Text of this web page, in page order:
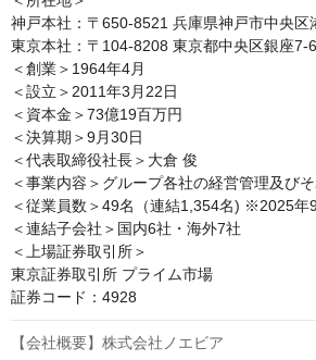
神戸本社：〒650-8521 兵庫県神戸市中央区
東京本社：〒104-8208 東京都中央区銀座7-
＜創業＞1964年4月
＜設立＞2011年3月22日
＜資本金＞73億19百万円
＜決算期＞9月30日
＜代表取締役社長＞大倉 俊
＜事業内容＞グループ各社の経営管理及び
＜従業員数＞49名（連結1,354名) ※2025年
＜連結子会社＞国内6社・海外7社
＜上場証券取引所＞
東京証券取引所 プライム市場
証券コード：4928
【会社概要】株式会社ノエビア